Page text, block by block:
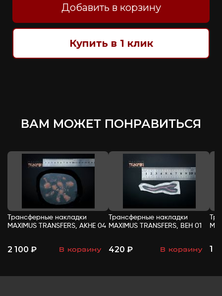
Добавить в корзину
Купить в 1 клик
ВАМ МОЖЕТ ПОНРАВИТЬСЯ
Трансферные накладки
MAXIMUS TRANSFERS, АКНЕ 04
2 100 ₽ В корзину
- +
Трансферные накладки
MAXIMUS TRANSFERS, ВЕН 01
420 ₽ В корзину
- + 1